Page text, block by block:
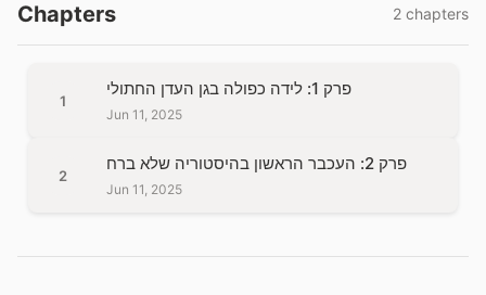
Chapters 2 chapters
1
פרק 1: לידה כפולה בגן העדן החתולי
Jun 11, 2025
2
פרק 2: העכבר הראשון בהיסטוריה שלא ברח
Jun 11, 2025